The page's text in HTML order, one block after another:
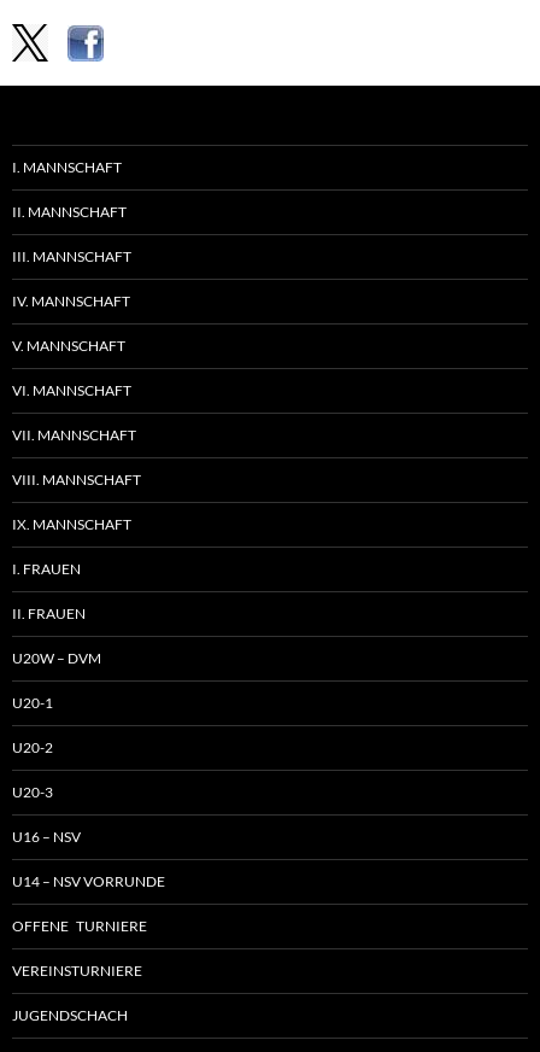
I. MANNSCHAFT
II. MANNSCHAFT
III. MANNSCHAFT
IV. MANNSCHAFT
V. MANNSCHAFT
VI. MANNSCHAFT
VII. MANNSCHAFT
VIII. MANNSCHAFT
IX. MANNSCHAFT
I. FRAUEN
II. FRAUEN
U20W – DVM
U20-1
U20-2
U20-3
U16 – NSV
U14 – NSV VORRUNDE
OFFENE TURNIERE
VEREINSTURNIERE
JUGENDSCHACH